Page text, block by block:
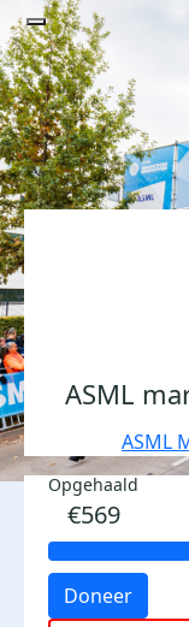
ASML
ASML
Opgehaald
€569
Doneer